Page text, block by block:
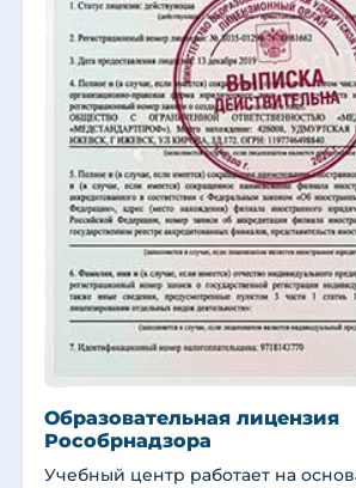
Образовательная лицензия
Рособрнадзора
Учебный центр работает на